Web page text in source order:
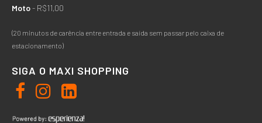
Moto- R$11,00
(20 minutos de carência entre entrada e saída sem passar pelo caixa de
estacionamento)
SIGA O MAXI SHOPPING